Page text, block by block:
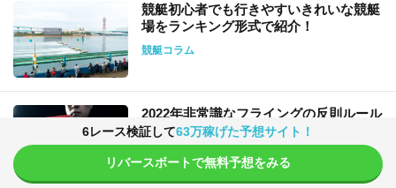
競艇初心者でも行きやすいきれいな競艇
場をランキング形式で紹介！
競艇コラム
2022年非常識なフライングの反則ルール
が変更！変更によるレースへの影響と
は？
競艇コラム
6レース検証して63万稼げた予想サイト！
リバースボートで無料予想をみる